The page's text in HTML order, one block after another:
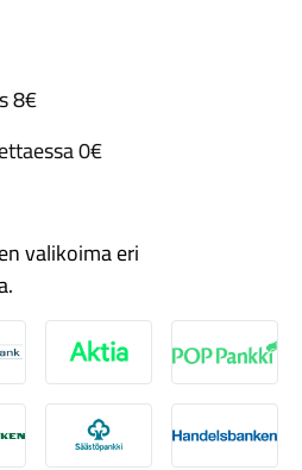
8€
0€
valikoima eri
Aktia Pop-
Säästöpankki